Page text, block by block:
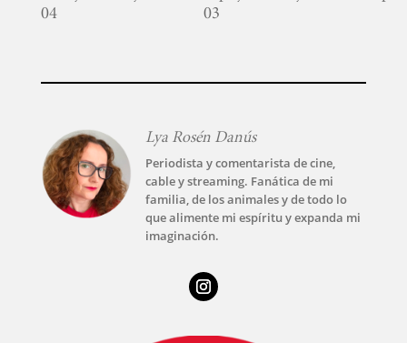
Lya Rosén Danús
Periodista y comentarista de cine,
cable y streaming. Fanática de mi
familia, de los animales y de todo lo
que alimente mi espíritu y expanda mi
imaginación.